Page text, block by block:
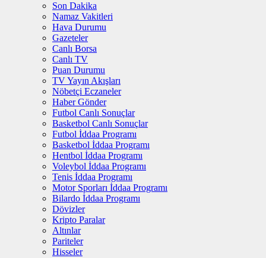
Son Dakika
Namaz Vakitleri
Hava Durumu
Gazeteler
Canlı Borsa
Canlı TV
Puan Durumu
TV Yayın Akışları
Nöbetçi Eczaneler
Haber Gönder
Futbol Canlı Sonuçlar
Basketbol Canlı Sonuçlar
Futbol İddaa Programı
Basketbol İddaa Programı
Hentbol İddaa Programı
Voleybol İddaa Programı
Tenis İddaa Programı
Motor Sporları İddaa Programı
Bilardo İddaa Programı
Dövizler
Kripto Paralar
Altınlar
Pariteler
Hisseler